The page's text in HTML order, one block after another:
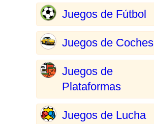
Juegos de Fútbol
Juegos de Coches
Juegos de
Plataformas
Juegos de Lucha